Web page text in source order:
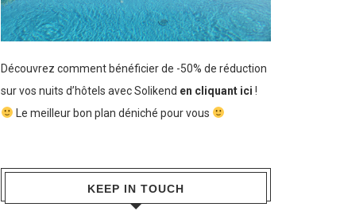
Découvrez comment bénéficier de -50% de réduction
sur vos nuits d’hôtels avec Solikend en cliquant ici !
Le meilleur bon plan déniché pour vous
KEEP IN TOUCH